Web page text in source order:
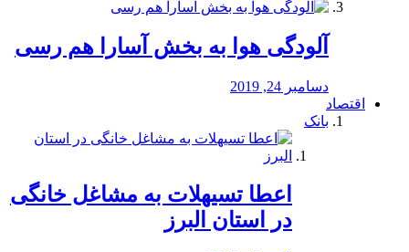
آلودگی هوا به بخش آسارا هم رسی
دسامبر 24, 2019
اقتصاد
بانک
️اعطا تسیهلات به مشاغل خانگی
در استان البرز